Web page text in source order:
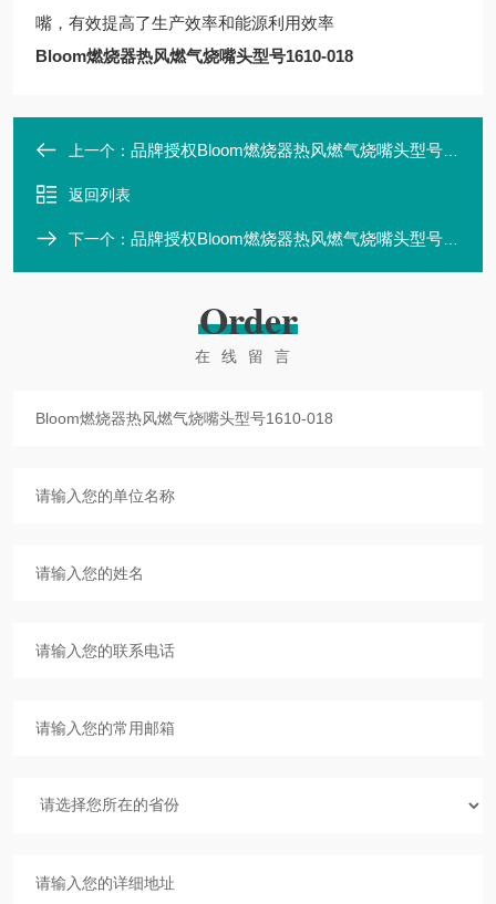
嘴，有效提高了生产效率和能源利用效率
Bloom燃烧器热风燃气烧嘴头型号1610-018
上一个： 品牌授权Bloom燃烧器热风燃气烧嘴头型号1610-016
返回列表
下一个： 品牌授权Bloom燃烧器热风燃气烧嘴头型号1610-020
Order
在线留言